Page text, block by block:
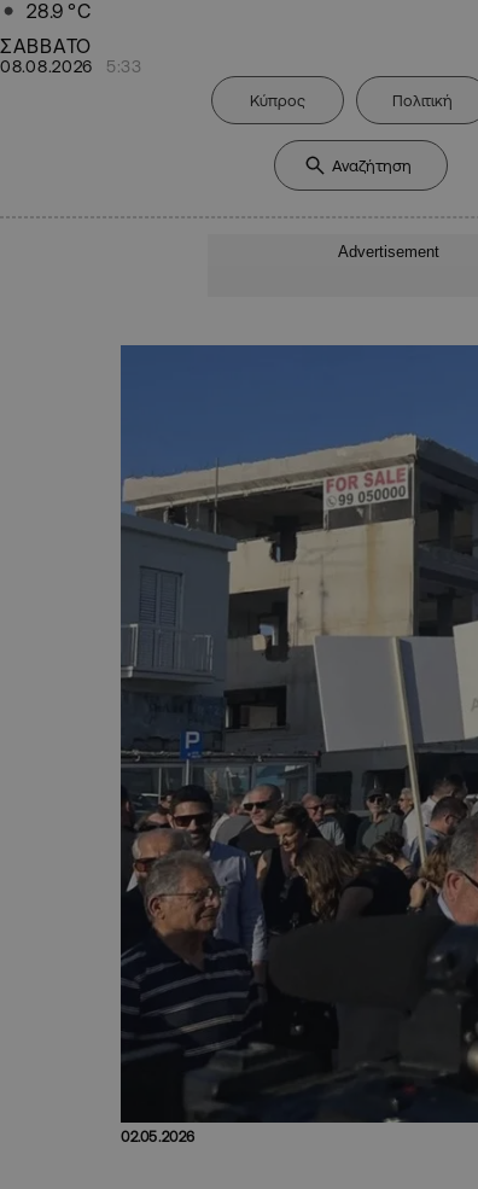
28.9 °C
ΣΑΒΒΑΤΟ
08.08.2026 5:33
Κύπρος Πολιτική
Advertisement
02.05.2026